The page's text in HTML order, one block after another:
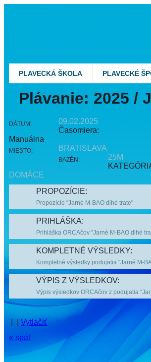
PLAVECKÁ ŠKOLA PLAVECKÉ
Plávanie: 2025 /
DÁTUM:
09.02.2025
Časomiera:
Manuálna
MIESTO: BRATISLAVA
BAZĚN:
25M
DOMÁCE
PROPOZÍCIE:
Propozície "Jarné M-BAO dlhé trate"
PRIHLÁŠKA:
Prihláška ORCAčov "Jarné M-BAO dlhé
KOMPLETNÉ VÝSLEDKY:
Kompletné výsledky podujatia "Jarné M-
VÝPIS Z VÝSLEDKOV:
Výpis výsledkov ORCAčov z podujatia
Vytlačiť
« späť